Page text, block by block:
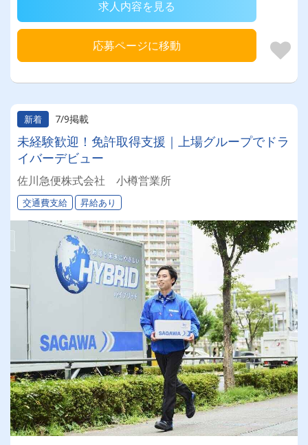
求人内容を見る
応募ページに移動
新着 7/9掲載
未経験歓迎！免許取得支援｜上場グループでドラ
イバーデビュー
佐川急便株式会社 小樽営業所
交通費支給 昇給あり